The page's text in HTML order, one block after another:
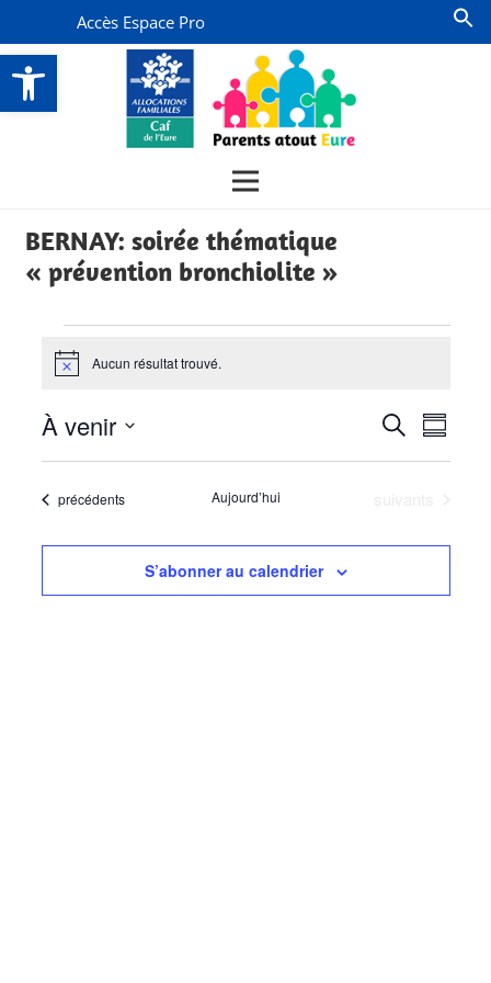
Ouvrir la barre d’outils
Accès Espace Pro
BERNAY: soirée thématique
« prévention bronchiolite »
Évènements
Notice Aucun résultat trouvé.
et
Recherche
de
Résumé
À venir
Sélectionnez
date
Évènements
précédents Aujourd’hui
S’abonner au calendrier